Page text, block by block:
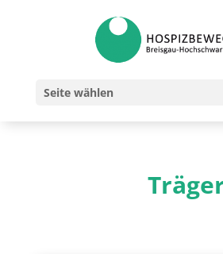
Seite wählen